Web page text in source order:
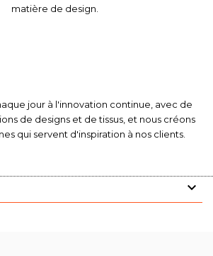
matière de design.
jour à l'innovation continue, avec de
de designs et de tissus, et nous créons
qui servent d'inspiration à nos clients.